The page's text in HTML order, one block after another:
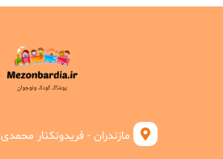
مازندران - فریدونکنار محمدی 09332068430